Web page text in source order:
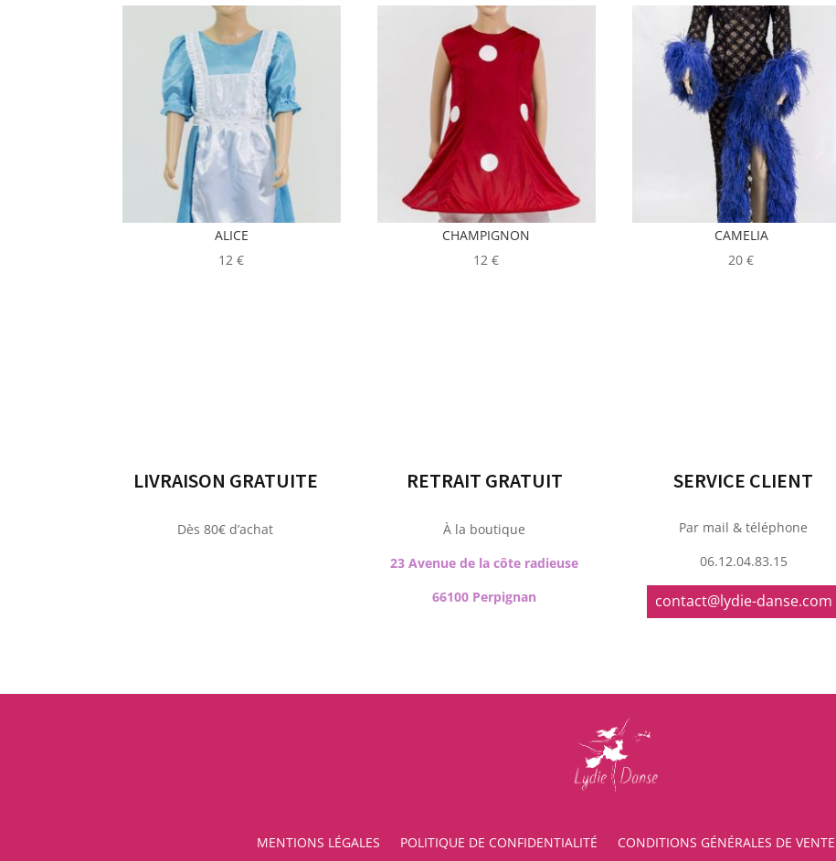
ALICE
12€
CHAMPIGNON
12€
CAMELIA
20€
LIVRAISON GRATUITE
Dès 80€ d’achat
RETRAIT GRATUIT
À la boutique
23 Avenue de la côte radieuse
66100 Perpignan
SERVICE CLIENT
Par mail & téléphone
06.12.04.83.15
contact@lydie-danse.com
MENTIONS LÉGALES POLITIQUE DE CONFIDENTIALITÉ CONDITIONS GÉNÉRALES DE VENTE